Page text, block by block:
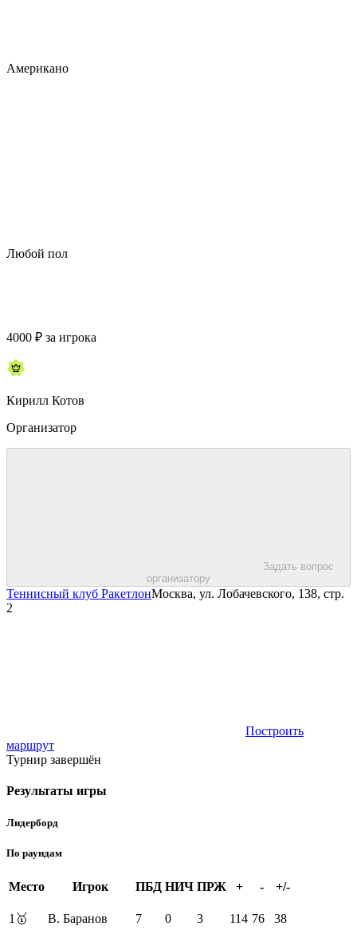
Американо
Любой пол
4000 ₽ за игрока
Кирилл Котов
Организатор
Задать вопрос
организатору
Теннисный клуб РакетлонМосква, ул. Лобачевского, 138, стр.
2
Построить
маршрут
Турнир завершён
Результаты игры
Лидерборд
По раундам
Место Игрок ПБД НИЧ ПРЖ + - +/-
1 🥇 В. Баранов 7 0 3 114 76 38